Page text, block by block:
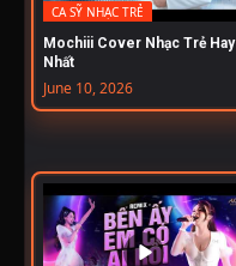
CA SỸ NHẠC TRẺ
Mochiii Cover Nhạc Trẻ Hay
Nhất
June 10, 2026